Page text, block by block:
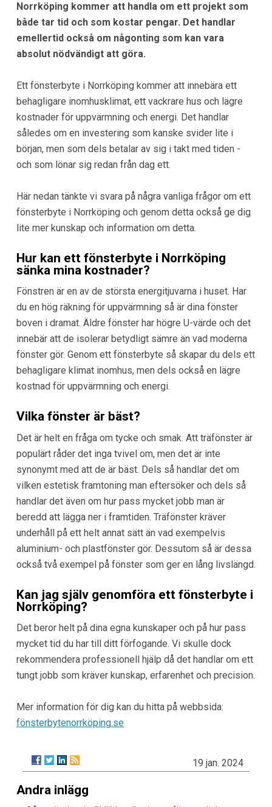
Norrköping kommer att handla om ett projekt som
både tar tid och som kostar pengar. Det handlar
emellertid också om någonting som kan vara
absolut nödvändigt att göra.
Ett fönsterbyte i Norrköping kommer att innebära ett
behagligare inomhusklimat, ett vackrare hus och lägre
kostnader för uppvärmning och energi. Det handlar
således om en investering som kanske svider lite i
början, men som dels betalar av sig i takt med tiden -
och som lönar sig redan från dag ett.
Här nedan tänkte vi svara på några vanliga frågor om ett
fönsterbyte i Norrköping och genom detta också ge dig
lite mer kunskap och information om detta.
Hur kan ett fönsterbyte i Norrköping
sänka mina kostnader?
Fönstren är en av de största energitjuvarna i huset. Har
du en hög räkning för uppvärmning så är dina fönster
boven i dramat. Äldre fönster har högre U-värde och det
innebär att de isolerar betydligt sämre än vad moderna
fönster gör. Genom ett fönsterbyte så skapar du dels ett
behagligare klimat inomhus, men dels också en lägre
kostnad för uppvärmning och energi.
Vilka fönster är bäst?
Det är helt en fråga om tycke och smak. Att träfönster är
populärt råder det inga tvivel om, men det är inte
synonymt med att de är bäst. Dels så handlar det om
vilken estetisk framtoning man eftersöker och dels så
handlar det även om hur pass mycket jobb man är
beredd att lägga ner i framtiden. Träfönster kräver
underhåll på ett helt annat sätt än vad exempelvis
aluminium- och plastfönster gör. Dessutom så är dessa
också två exempel på fönster som ger en lång livslängd.
Kan jag själv genomföra ett fönsterbyte i
Norrköping?
Det beror helt på dina egna kunskaper och på hur pass
mycket tid du har till ditt förfogande. Vi skulle dock
rekommendera professionell hjälp då det handlar om ett
tungt jobb som kräver kunskap, erfarenhet och precision.
Mer information för dig kan du hitta på webbsida:
fönsterbytenorrköping.se
19 jan. 2024
Andra inlägg